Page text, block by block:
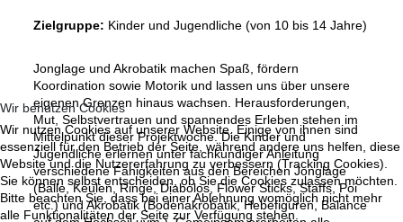
Zielgruppe: Kinder und Jugendliche (von 10 bis 14 Jahre)
Jonglage und Akrobatik machen Spaß, fördern
Koordination sowie Motorik und lassen uns über unsere
eigenen Grenzen hinaus wachsen. Herausforderungen,
Mut, Selbstvertrauen und spannendes Erleben stehen im
Mittelpunkt dieser Projektwoche. Die Kinder und
Jugendliche erlernen unter fachkundiger Anleitung
verschiedene Fähigkeiten aus den Bereichen Jonglage
(Bälle, Keulen, Ringe, Diabolos, Flower Sticks, Staffs, Poi
etc.) und Akrobatik (Bodenakrobatik, Hebefiguren, Balance
Wir benutzen Cookies
Wir nutzen Cookies auf unserer Website. Einige von ihnen sind
essenziell für den Betrieb der Seite, während andere uns helfen, diese
Website und die Nutzererfahrung zu verbessern (Tracking Cookies).
Sie können selbst entscheiden, ob Sie die Cookies zulassen möchten.
Bitte beachten Sie, dass bei einer Ablehnung womöglich nicht mehr
alle Funktionalitäten der Seite zur Verfügung stehen.